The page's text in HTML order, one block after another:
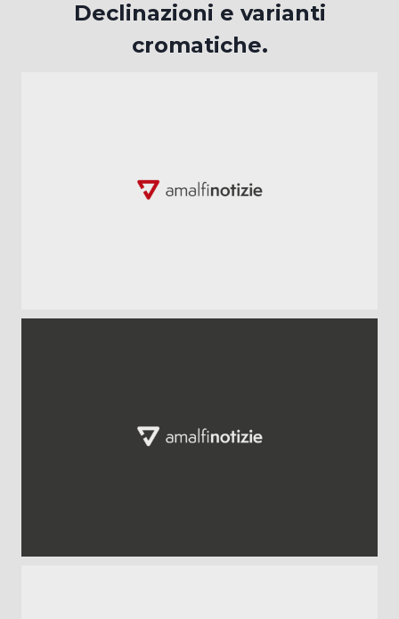
Declinazioni e varianti
cromatiche.